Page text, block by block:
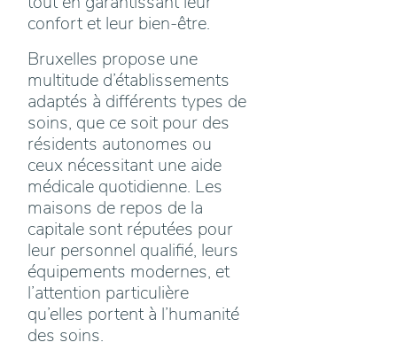
confort et leur bien-être.
Bruxelles propose une
multitude d’établissements
adaptés à différents types de
soins, que ce soit pour des
résidents autonomes ou
ceux nécessitant une aide
médicale quotidienne. Les
maisons de repos de la
capitale sont réputées pour
leur personnel qualifié, leurs
équipements modernes, et
l’attention particulière
qu’elles portent à l’humanité
des soins.